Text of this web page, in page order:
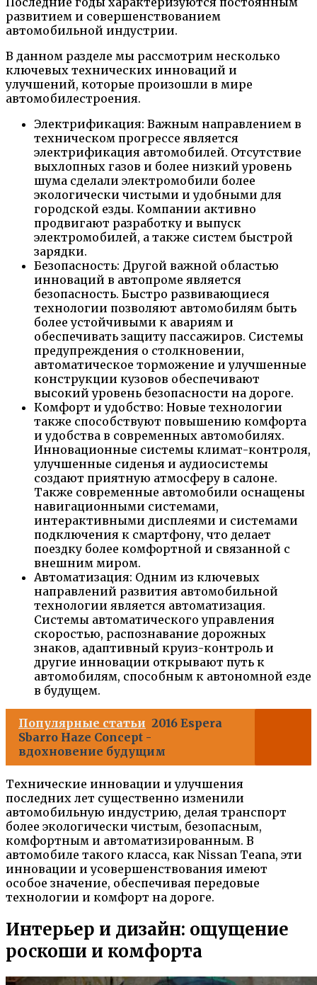
развитием и совершенствованием
автомобильной индустрии.
В данном разделе мы рассмотрим несколько
ключевых технических инноваций и
улучшений, которые произошли в мире
автомобилестроения.
Электрификация: Важным направлением в
техническом прогрессе является
электрификация автомобилей. Отсутствие
выхлопных газов и более низкий уровень
шума сделали электромобили более
экологически чистыми и удобными для
городской езды. Компании активно
продвигают разработку и выпуск
электромобилей, а также систем быстрой
зарядки.
Безопасность: Другой важной областью
инноваций в автопроме является
безопасность. Быстро развивающиеся
технологии позволяют автомобилям быть
более устойчивыми к авариям и
обеспечивать защиту пассажиров. Системы
предупреждения о столкновении,
автоматическое торможение и улучшенные
конструкции кузовов обеспечивают
высокий уровень безопасности на дороге.
Комфорт и удобство: Новые технологии
также способствуют повышению комфорта
и удобства в современных автомобилях.
Инновационные системы климат-контроля,
улучшенные сиденья и аудиосистемы
создают приятную атмосферу в салоне.
Также современные автомобили оснащены
навигационными системами,
интерактивными дисплеями и системами
подключения к смартфону, что делает
поездку более комфортной и связанной с
внешним миром.
Автоматизация: Одним из ключевых
направлений развития автомобильной
технологии является автоматизация.
Системы автоматического управления
скоростью, распознавание дорожных
знаков, адаптивный круиз-контроль и
другие инновации открывают путь к
автомобилям, способным к автономной езде
в будущем.
Популярные статьи 2016 Espera
Sbarro Haze Concept -
вдохновение будущим
Технические инновации и улучшения
последних лет существенно изменили
автомобильную индустрию, делая транспорт
более экологически чистым, безопасным,
комфортным и автоматизированным. В
автомобиле такого класса, как Nissan Teana, эти
инновации и усовершенствования имеют
особое значение, обеспечивая передовые
технологии и комфорт на дороге.
Интерьер и дизайн: ощущение
роскоши и комфорта